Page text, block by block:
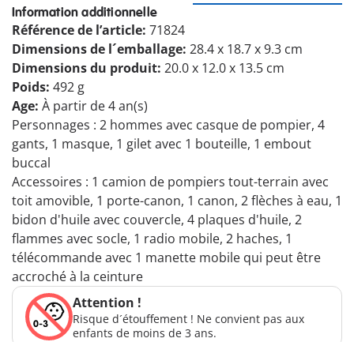
Information additionnelle
Référence de l’article: 71824
Dimensions de l´emballage: 28.4 x 18.7 x 9.3 cm
Dimensions du produit: 20.0 x 12.0 x 13.5 cm
Poids: 492 g
Age: À partir de 4 an(s)
Personnages : 2 hommes avec casque de pompier, 4
gants, 1 masque, 1 gilet avec 1 bouteille, 1 embout
buccal
Accessoires : 1 camion de pompiers tout-terrain avec
toit amovible, 1 porte-canon, 1 canon, 2 flèches à eau, 1
bidon d'huile avec couvercle, 4 plaques d'huile, 2
flammes avec socle, 1 radio mobile, 2 haches, 1
télécommande avec 1 manette mobile qui peut être
accroché à la ceinture
Attention !
Risque d´étouffement ! Ne convient pas aux
enfants de moins de 3 ans.